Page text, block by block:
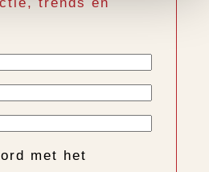
trends en
met het